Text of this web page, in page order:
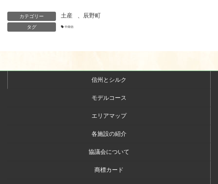
カテゴリー 土産 辰野町
タグ 中南信
信州とシルク
モデルコース
エリアマップ
各施設の紹介
協議会について
商標カード